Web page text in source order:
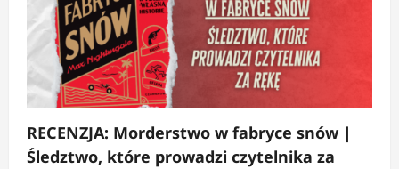
RECENZJA: Morderstwo w fabryce snów |
Śledztwo, które prowadzi czytelnika za